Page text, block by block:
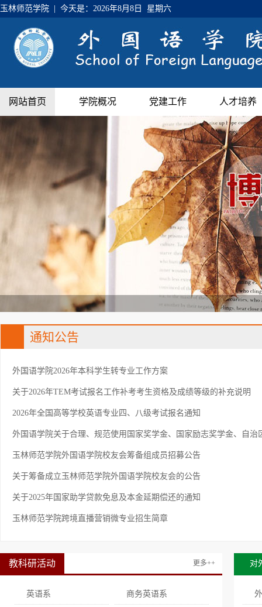
玉林师范学院 | 今天是： 2026年8月8日 星期六
网站首页 学院概况 党建工作 人才培养
通知公告
外国语学院2026年本科学生转专业工作方案
关于2026年TEM考试报名工作补考考生资格及成绩等级的补充说明
2026年全国高等学校英语专业四、八级考试报名通知
外国语学院关于合理、规范使用国家奖学金、国家励志奖学金、自治
玉林师范学院外国语学院校友会筹备组成员招募公告
关于筹备成立玉林师范学院外国语学院校友会的公告
关于2025年国家助学贷款免息及本金延期偿还的通知
玉林师范学院跨境直播营销微专业招生简章
教科研活动 更多++
英语系 商务英语系
对